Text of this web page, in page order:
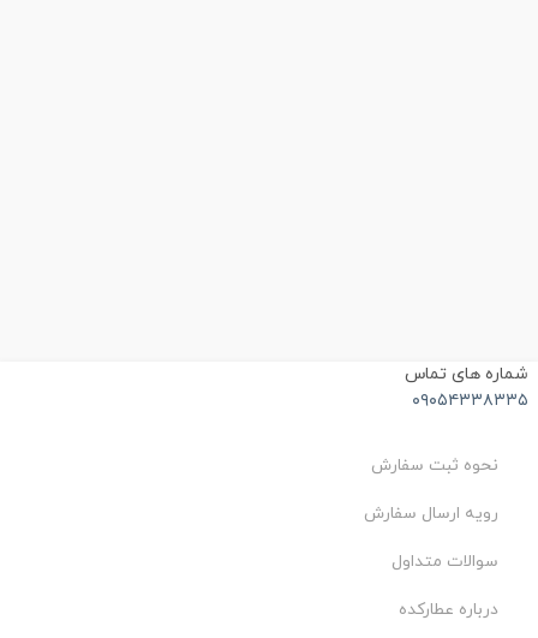
های تماس
نحوه ثبت سفارش
رویه ارسال سفارش
سوالات متداول
درباره عطارکده